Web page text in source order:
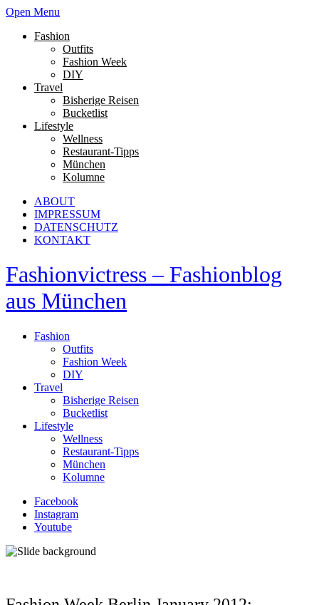
Open Menu
Fashion
Outfits
Fashion Week
DIY
Travel
Bisherige Reisen
Bucketlist
Lifestyle
Wellness
Restaurant-Tipps
München
Kolumne
ABOUT
IMPRESSUM
DATENSCHUTZ
KONTAKT
Fashionvictress – Fashionblog
aus München
Fashion
Outfits
Fashion Week
DIY
Travel
Bisherige Reisen
Bucketlist
Lifestyle
Wellness
Restaurant-Tipps
München
Kolumne
Facebook
Instagram
Youtube